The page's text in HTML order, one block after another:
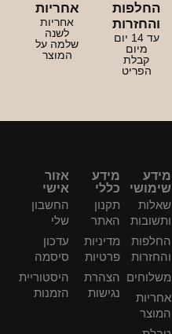
החלפות
והחזרות
עד 14 יום
מיום
קבלת
הפריט
אחריות
אחריות
לשנה
שלמה על
המוצר
מידע
שימושי
שאלות
ותשובות
החלפות
והחזרות
משלוחים
אחריות
המוצר
מידע
כללי
תקנון
האתר
מדיניות
פרטיות
הצהרת
נגישות
אזור
אישי
החשבון
שלי
עדכון
סיסמה
היסטוריית
הזמנות